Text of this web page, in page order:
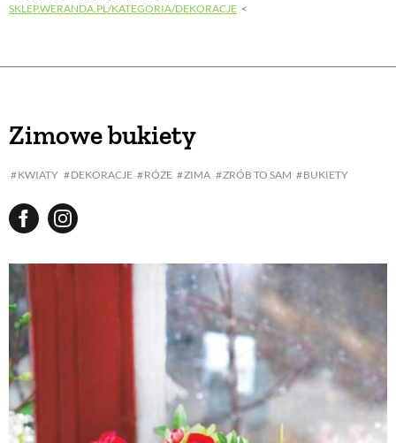
SKLEP.WERANDA.PL/KATEGORIA/DEKORACJE
Zimowe bukiety
KWIATY DEKORACJE RÓŻE ZIMA ZRÓB TO SAM BUKIETY